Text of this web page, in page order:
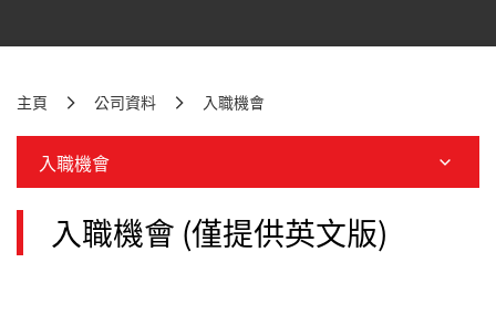
主頁 公司資料 入職機會
入職機會
入職機會 (僅提供英文版)